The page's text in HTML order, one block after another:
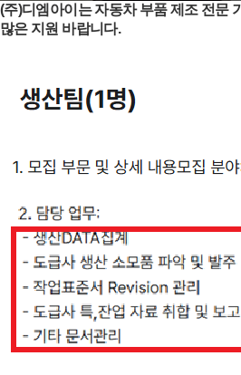
(주)디엠아이는 자동차 부품 제조 전문
많은 지원 바랍니다.